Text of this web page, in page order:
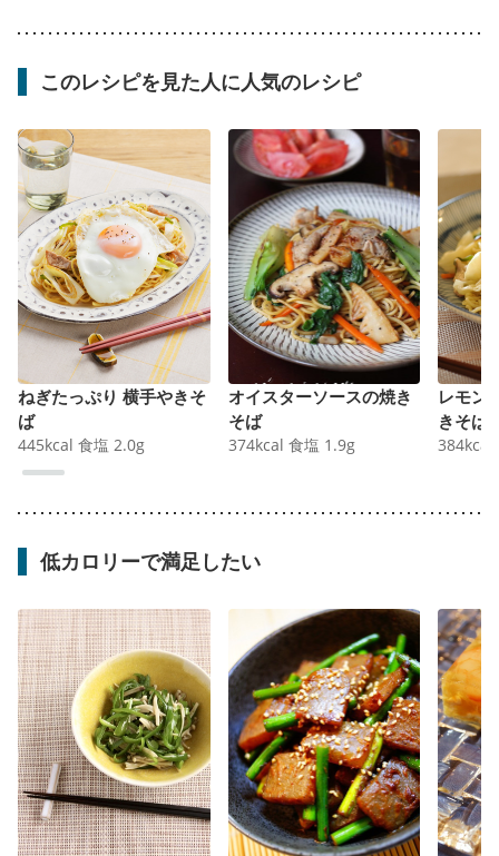
このレシピを見た人に人気のレシピ
ねぎたっぷり 横手やきそ
ば
445kcal 食塩 2.0g
オイスターソースの焼き
そば
374kcal 食塩 1.9g
レモン
きそば
384kcal
低カロリーで満足したい